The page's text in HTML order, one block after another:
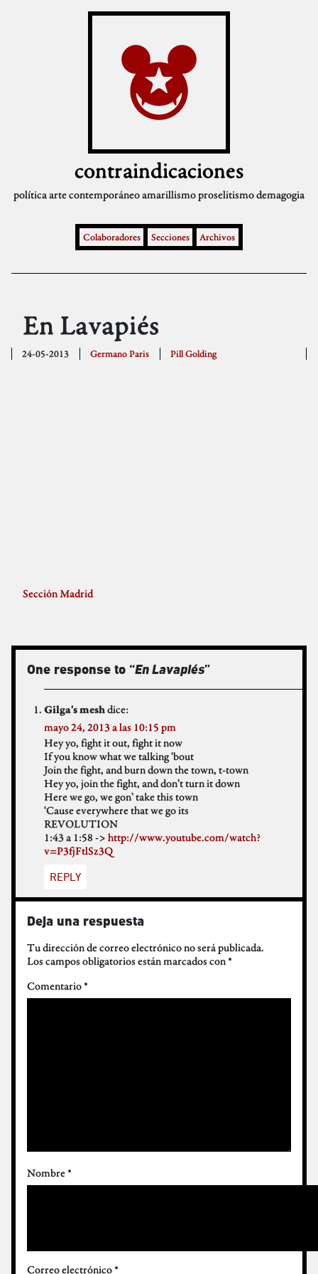
contraindicaciones
políticaarte contemporáneoamarillismoproselitismodemagogia
Colaboradores Secciones Archivos
En Lavapiés
24-05-2013 Germano Paris Pill Golding
Sección Madrid
One response to “En Lavapiés”
Gilga's meshdice:
mayo 24, 2013 a las 10:15 pm
Hey yo, fight it out, fight it now
If you know what we talking ‘bout
Join the fight, and burn down the town, t-town
Hey yo, join the fight, and don’t turn it down
Here we go, we gon’ take this town
‘Cause everywhere that we go its
REVOLUTION
1:43 a 1:58 -> http://www.youtube.com/watch?
v=P3fjFtlSz3Q
REPLY
Deja una respuesta
Tu dirección de correo electrónico no será publicada.
Los campos obligatorios están marcados con*
Comentario*
Nombre*
Correo electrónico*